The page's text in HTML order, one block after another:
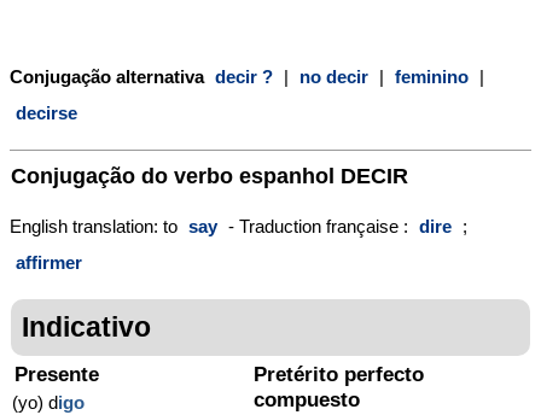
Conjugação alternativa decir ? | no decir | feminino |
decirse
Conjugação do verbo espanhol DECIR
English translation: to say - Traduction française : dire ;
affirmer
Indicativo
Presente
(yo) digo
Pretérito perfecto
compuesto